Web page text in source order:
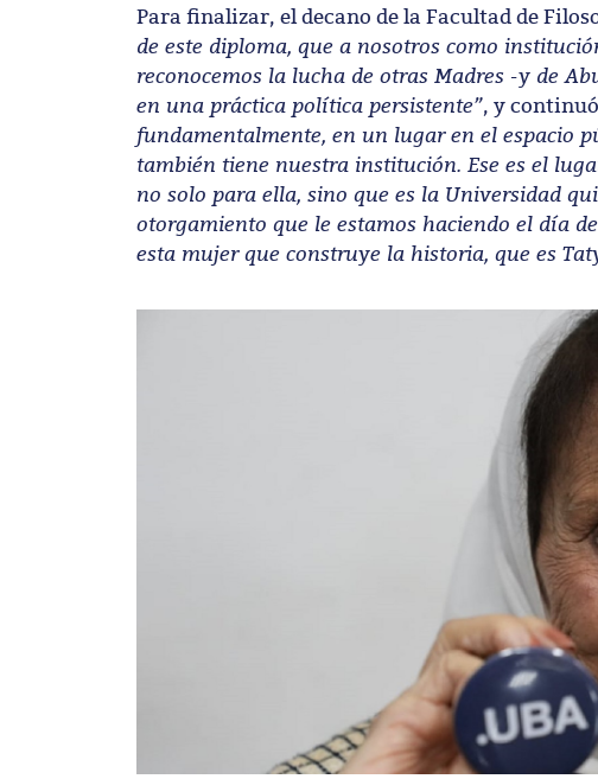
Para finalizar, el decano de la Facultad de
de este diploma, que a nosotros como
reconocemos la lucha de otras Madres -y de
en una práctica política persistente”, y
fundamentalmente, en un lugar en el espacio
también tiene nuestra institución. Ese es el
no solo para ella, sino que es la Universidad
otorgamiento que le estamos haciendo el día
esta mujer que construye la historia, que es